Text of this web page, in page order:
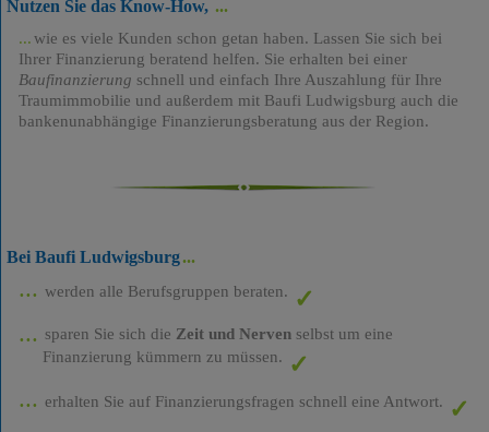
Nutzen Sie das Know-How,
wie es viele Kunden schon getan haben. Lassen Sie sich bei
Ihrer Finanzierung beratend helfen. Sie erhalten bei einer
Baufinanzierung schnell und einfach Ihre Auszahlung für Ihre
Traumimmobilie und außerdem mit Baufi Ludwigsburg auch die
bankenunabhängige Finanzierungsberatung aus der Region.
Bei Baufi Ludwigsburg
werden alle Berufsgruppen beraten.
sparen Sie sich die Zeit und Nervenselbst um eine
Finanzierung kümmern zu müssen.
erhalten Sie auf Finanzierungsfragen schnell eine Antwort.